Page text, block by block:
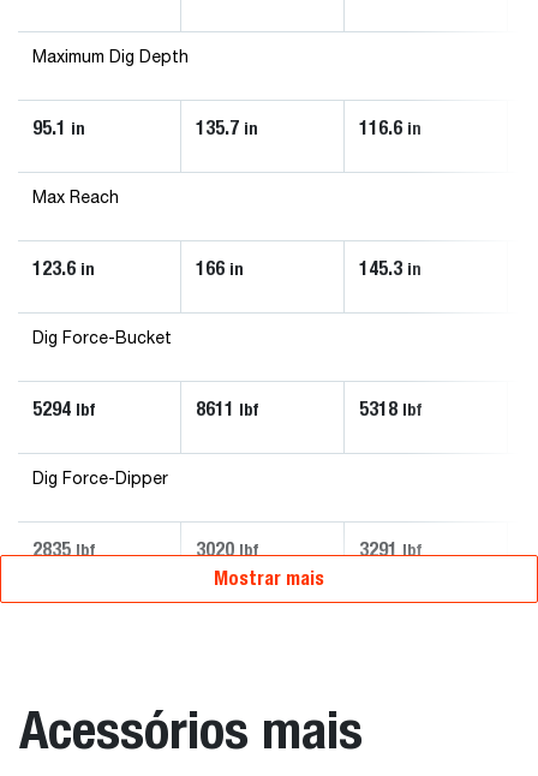
Maximum Dig Depth
95.1 in 135.7 in 116.6 in
Max Reach
123.6 in 166 in 145.3 in
Dig Force-Bucket
5294 lbf 8611 lbf 5318 lbf
Dig Force-Dipper
2835 lbf 3020 lbf 3291 lbf
Mostrar mais
Acessórios mais